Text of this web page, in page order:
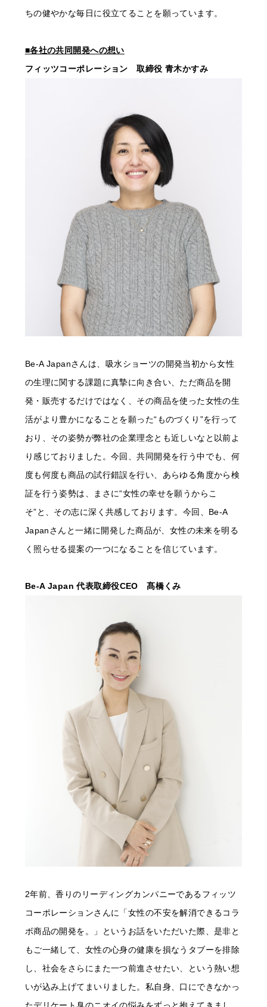
ちの健やかな毎日に役立てることを願っています。
■各社の共同開発への想い
フィッツコーポレーション 取締役 青木かすみ
Be-A Japanさんは、吸水ショーツの開発当初から女性
の生理に関する課題に真摯に向き合い、ただ商品を開
発・販売するだけではなく、その商品を使った女性の生
活がより豊かになることを願った“ものづくり”を行って
おり、その姿勢が弊社の企業理念とも近しいなと以前よ
り感じておりました。今回、共同開発を行う中でも、何
度も何度も商品の試行錯誤を行い、あらゆる角度から検
証を行う姿勢は、まさに“女性の幸せを願うからこ
そ”と、その志に深く共感しております。今回、Be-A
Japanさんと一緒に開発した商品が、女性の未来を明る
く照らせる提案の一つになることを信じています。
Be-A Japan 代表取締役CEO 髙橋くみ
2年前、香りのリーディングカンパニーであるフィッツ
コーポレーションさんに「女性の不安を解消できるコラ
ボ商品の開発を。」というお話をいただいた際、是非と
もご一緒して、女性の心身の健康を損なうタブーを排除
し、社会をさらにまた一つ前進させたい、という熱い想
いが込み上げてまいりました。私自身、口にできなかっ